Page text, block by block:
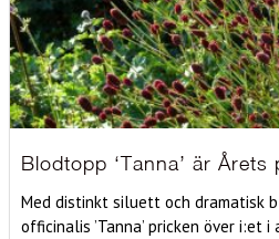
Blodtopp ‘Tanna’ är Årets
Med distinkt siluett och dramatisk
officinalis ’Tanna’ pricken över i:et